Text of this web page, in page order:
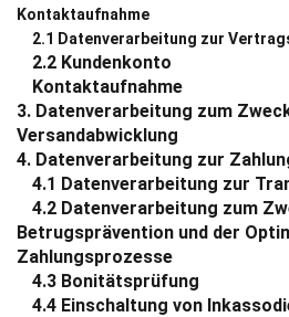
Kontaktaufnahme
2.1 Datenverarbeitung zur
2.2 Kundenkonto
Kontaktaufnahme
3. Datenverarbeitung zum
Versandabwicklung
4. Datenverarbeitung zur
4.1 Datenverarbeitung zur
4.2 Datenverarbeitung zum
Betrugsprävention und der
Zahlungsprozesse
4.3 Bonitätsprüfung
4.4 Einschaltung von